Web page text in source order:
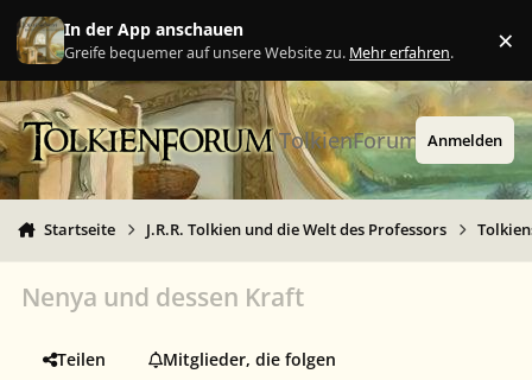
Zu Inhalt springen
In der App anschauen
Greife bequemer auf unsere Website zu. Mehr erfahren. ×
TolkienForum Anmelden
Startseite J.R.R. Tolkien und die Welt des Professors
Nenya und dessen Kraft
Teilen
Mitglieder, die folgen